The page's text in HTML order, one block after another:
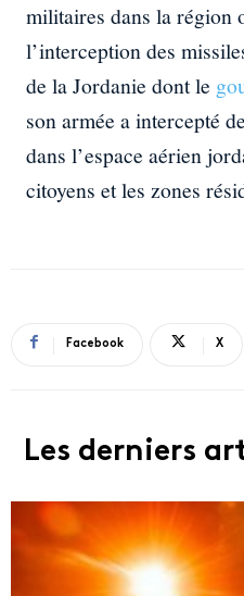
militaires dans la région
l’interception des
de la Jordanie dont le
son armée a intercepté
dans l’espace aérien
citoyens et les zones
Facebook X
Les derniers